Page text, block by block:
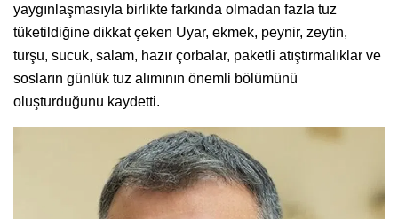
yaygınlaşmasıyla birlikte farkında olmadan fazla tuz
tüketildiğine dikkat çeken Uyar, ekmek, peynir, zeytin,
turşu, sucuk, salam, hazır çorbalar, paketli atıştırmalıklar ve
sosların günlük tuz alımının önemli bölümünü
oluşturduğunu kaydetti.